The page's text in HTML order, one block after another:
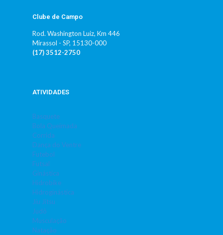
Clube de Campo
Rod. Washington Luiz, Km 446
Mirassol - SP, 15130-000
(17) 3512-2750
ATIVIDADES
Basquete
Bola Queimada
Corrida
Dança do Ventre
Futebol
Futsal
Ginástica
Hidrobike
Hidroginástica
Jiu Jitsu
Judô
Musculação
Natação